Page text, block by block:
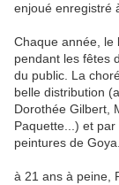
enjoué enregistré
Chaque année, le
pendant les fêtes
du public. La
belle distribution
Dorothée Gilbert,
Paquette...) et par
peintures de Goya.
à 21 ans à peine,